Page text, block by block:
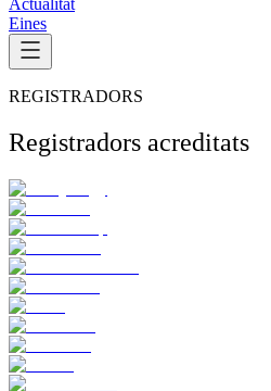
Actualitat
Eines
REGISTRADORS
Registradors acreditats